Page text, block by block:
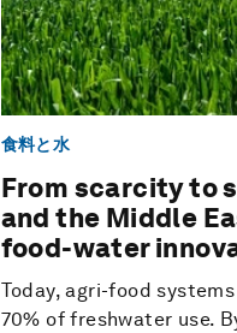
食料と水
From scarcity to
and the Middle
food-water
Today, agri-food
70% of freshwater use.